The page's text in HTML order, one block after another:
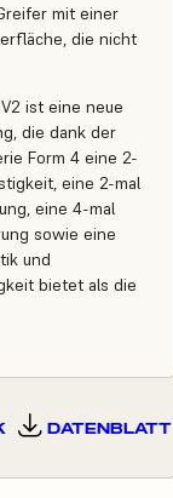
mit einer
die nicht
ist eine neue
die dank der
Form 4 eine 2-
eine 2-mal
eine 4-mal
sowie eine
und
bietet als die
DATENBLATT